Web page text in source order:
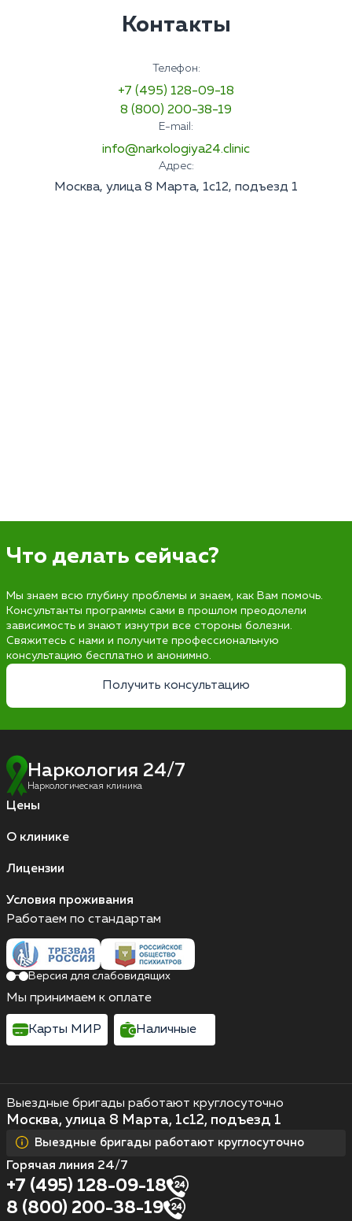
Контакты
Телефон:
+7 (495) 128-09-18
8 (800) 200-38-19
E-mail:
info@narkologiya24.clinic
Адрес:
Москва, улица 8 Марта, 1с12, подъезд 1
Что делать сейчас?
Мы знаем всю глубину проблемы и знаем, как Вам помочь.
Консультанты программы сами в прошлом преодолели
зависимость и знают изнутри все стороны болезни.
Свяжитесь с нами и получите профессиональную
консультацию бесплатно и анонимно.
Получить консультацию
Наркология 24/7
Наркологическая клиника
Цены
О клинике
Лицензии
Условия проживания
Выездные бригады работают круглосуточно
Москва, улица 8 Марта, 1с12, подъезд 1
Выездные бригады работают круглосуточно
Горячая линия 24/7
+7 (495) 128-09-18
8 (800) 200-38-19
Работаем по стандартам
Версия для слабовидящих
Мы принимаем к оплате
Карты МИР Наличные